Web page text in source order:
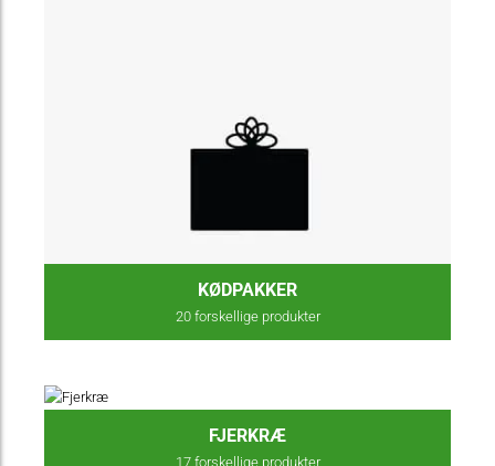
KØDPAKKER
20forskellige produkter
FJERKRÆ
17forskellige produkter